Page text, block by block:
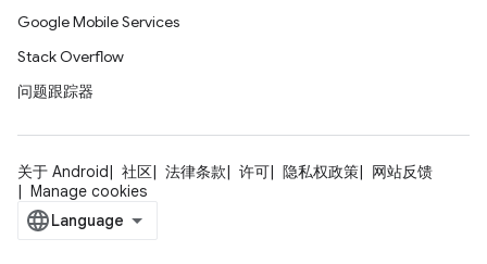
Google Mobile Services
Stack Overflow
问题跟踪器
关于 Android 社区 法律条款 许可 隐私权政策
网站反馈
Manage cookies